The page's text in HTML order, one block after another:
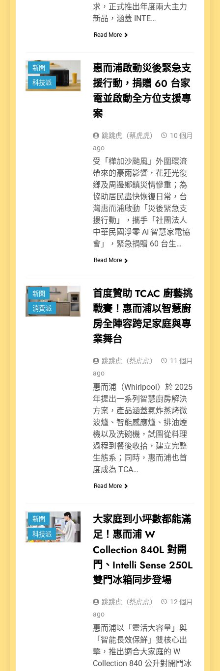
求，正式推出年度兩大主力
新品，涵蓋 INTE…
Read More
新聞
科技派
惠而浦啟動災後緊急支
援行動，捐贈 60 台家
電並啟動全方位支援專
案
跳跳虎（蔡虎虎）
10 個月
ago
受「樺加沙颱風」外圍環流
帶來的豪雨影響，花蓮光復
鄉及周邊鄉鎮災情慘重；為
協助居民盡快恢復日常，台
灣惠而浦啟動「災後緊急支
援行動」，攜手「社團法人
中華民國淨零 AI 智慧家電協
會」，緊急捐贈 60 台生…
Read More
新聞
消費派
首度贊助 TCAC 廚藝挑
戰賽！惠而浦以智慧廚
房全陣容跨足家庭與專
業舞台
跳跳虎（蔡虎虎）
11 個月
ago
惠而浦（Whirlpool）於 2025
年提出一系列智慧廚房解決
方案，產品涵蓋氣炸蒸烤微
波爐、智能感應爐、排油煙
機以及洗碗機，試圖從料理
過程到餐後收拾，建立完整
生態系；同時，惠而浦也首
度成為 TCA…
Read More
新聞
科技派
大家庭到小坪數都能滿
足！惠而浦 W
Collection 840L 對開
門、Intelli Sense 250L
雙門冰箱同步登場
跳跳虎（蔡虎虎）
12 個月
ago
惠而浦以「靈活大容量」與
「智能長效保鮮」雙核心出
擊，推出適合大家庭的 W
Collection 840 公升對開門冰